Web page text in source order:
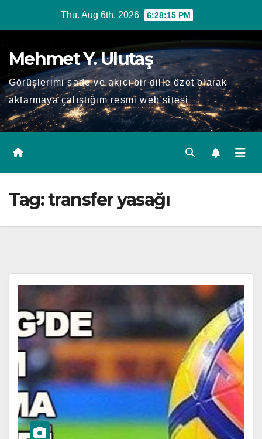
content
Thu. Aug 6th, 2026 6:28:16 PM
Mehmet Y. Ulutaş
Görüşlerimi sade ve akıcı bir dille özet olarak
aktarmaya çalıştığım resmi web sitesi
Tag:transfer yasağı